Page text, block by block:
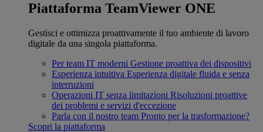
Piattaforma TeamViewer ONE
Gestisci e ottimizza proattivamente il tuo ambiente di lavoro
digitale da una singola piattaforma.
Per team IT moderni Gestione proattiva dei dispositivi
Esperienza intuitiva Esperienza digitale fluida e senza
interruzioni
Operazioni IT senza limitazioni Risoluzioni proattive
dei problemi e servizi d'eccezione
Parla con il nostro team Pronto per la trasformazione?
Scopri la piattaforma